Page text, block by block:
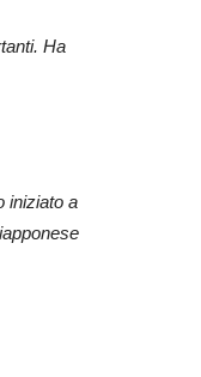
Ha
iniziato a